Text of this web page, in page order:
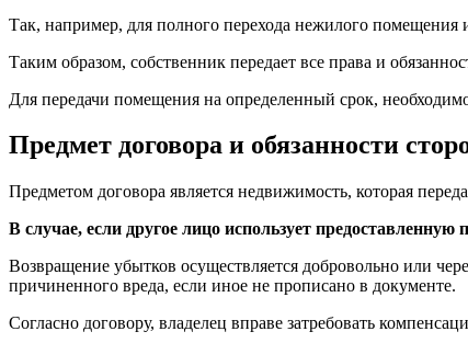
Так, например, для полного перехода нежилого помещения
Таким образом, собственник передает все права и
Для передачи помещения на определенный срок,
Предмет договора и обязанности
Предметом договора является недвижимость, которая
В случае, если другое лицо использует
Возвращение убытков осуществляется добровольно или
причиненного вреда, если иное не прописано в документе.
Согласно договору, владелец вправе затребовать